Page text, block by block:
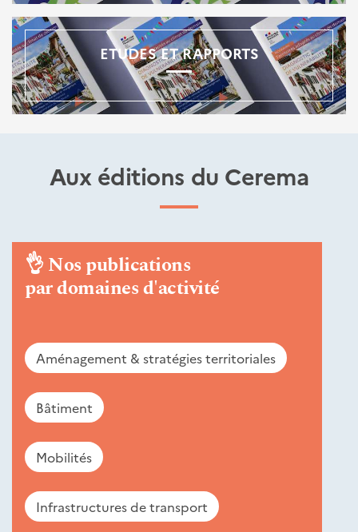
ETUDES ET RAPPORTS
Aux éditions du Cerema
👌Nos publications
par domaines d'activité
Aménagement & stratégies territoriales
Bâtiment
Mobilités
Infrastructures de transport